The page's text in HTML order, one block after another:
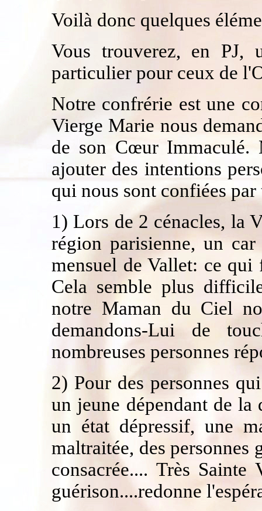
Voilà donc quelques
Vous trouverez, en PJ,
particulier pour ceux de
Notre confrérie est une
Vierge Marie nous
de son Cœur Immaculé.
ajouter des intentions
qui nous sont confiées
1) Lors de 2 cénacles, la
région parisienne, un
mensuel de Vallet: ce
Cela semble plus
notre Maman du Ciel
demandons-Lui de
nombreuses personnes
2) Pour des personnes
un jeune dépendant de la
un état dépressif, une
maltraitée, des personnes
consacrée.... Très
guérison....redonne